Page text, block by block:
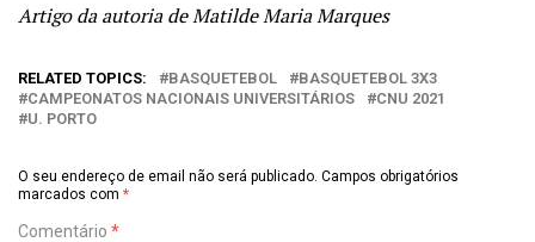
Artigo da autoria de Matilde Maria Marques
RELATED TOPICS: BASQUETEBOL
BASQUETEBOL 3X3
CAMPEONATOS NACIONAIS UNIVERSITÁRIOS
CNU 2021
U. PORTO
O seu endereço de email não será publicado. Campos obrigatórios
marcados com *
Comentário *